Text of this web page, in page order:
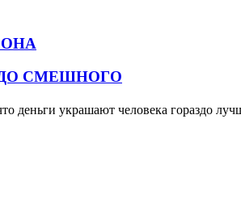
СМЕШНОГО
деньги украшают человека гораздо